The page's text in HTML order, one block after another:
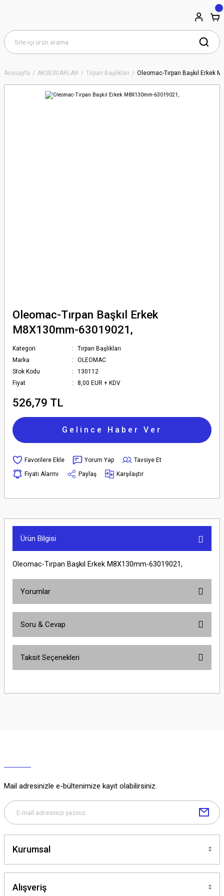
Anasayfa AKSESUARLAR Tırpan Başlıkları Oleomac-Tırpan Başkıl Erkek
Oleomac-Tırpan Başkıl Erkek
M8X130mm-63019021,
Kategori
Tırpan Başlıkları
Marka
OLEOMAC
Stok Kodu
130112
Fiyat
8,00 EUR + KDV
526,79 TL
Gelince Haber Ver
Yorum Yap
Tavsiye Et
Fiyatı Alarmı
Paylaş Karşılaştır
Ürün Bilgisi
Oleomac-Tırpan Başkıl Erkek M8X130mm-63019021,
Yorumlar
Soru & Cevap
Soru Sor
Taksit Seçenekleri
Mail adresinizle e-bültenimize kayıt olabilirsiniz.
Kurumsal
Alışveriş